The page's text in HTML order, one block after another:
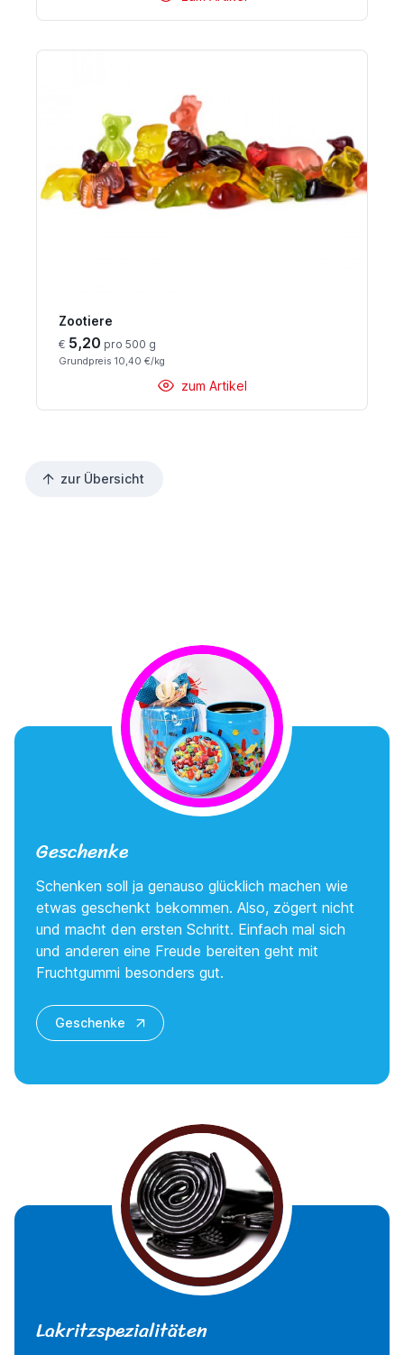
Zootiere
€ 5,20 pro 500 g
Grundpreis 10,40 €/kg
zum Artikel
zur Übersicht
Geschenke
Schenken soll ja genauso glücklich machen wie
etwas geschenkt bekommen. Also, zögert nicht
und macht den ersten Schritt. Einfach mal sich
und anderen eine Freude bereiten geht mit
Fruchtgummi besonders gut.
Geschenke
Lakritzspezialitäten